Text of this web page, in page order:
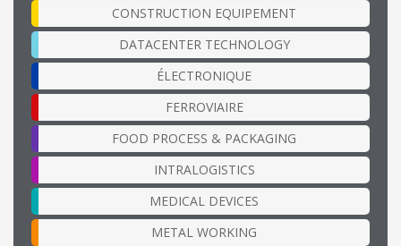
CONSTRUCTION EQUIPEMENT
DATACENTER TECHNOLOGY
ÉLECTRONIQUE
FERROVIAIRE
FOOD PROCESS & PACKAGING
INTRALOGISTICS
MEDICAL DEVICES
METAL WORKING